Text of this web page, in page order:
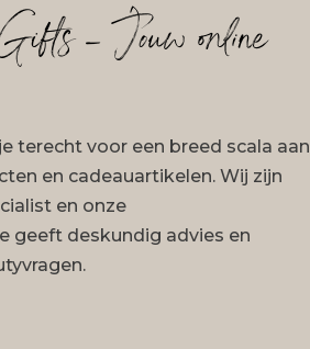
– Jouw online
terecht voor een breed scala aan
en cadeauartikelen. Wij zijn
en onze
geeft deskundig advies en